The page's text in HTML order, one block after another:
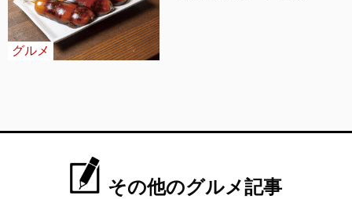
グルメ
その他のグルメ記事